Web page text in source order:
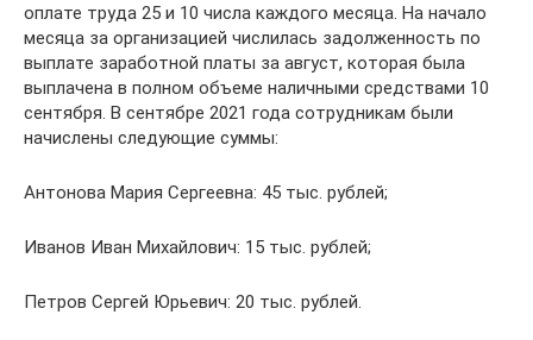
оплате труда 25 и 10 числа каждого месяца. На начало
месяца за организацией числилась задолженность по
выплате заработной платы за август, которая была
выплачена в полном объеме наличными средствами 10
сентября. В сентябре 2021 года сотрудникам были
начислены следующие суммы:
Антонова Мария Сергеевна: 45 тыс. рублей;
Иванов Иван Михайлович: 15 тыс. рублей;
Петров Сергей Юрьевич: 20 тыс. рублей.